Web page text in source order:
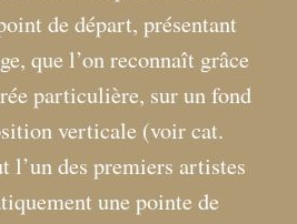
de départ, présentant
que l’on reconnaît grâce
particulière, sur un fond
verticale (voir cat.
l’un des premiers artistes
une pointe de